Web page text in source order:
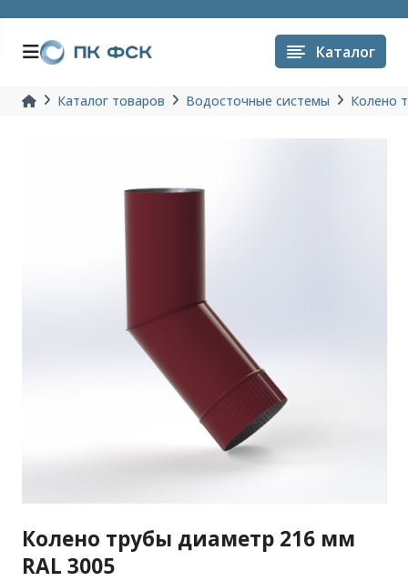
Каталог
Каталог товаров Водосточные системы Колено
Колено трубы диаметр 216 мм
RAL 3005